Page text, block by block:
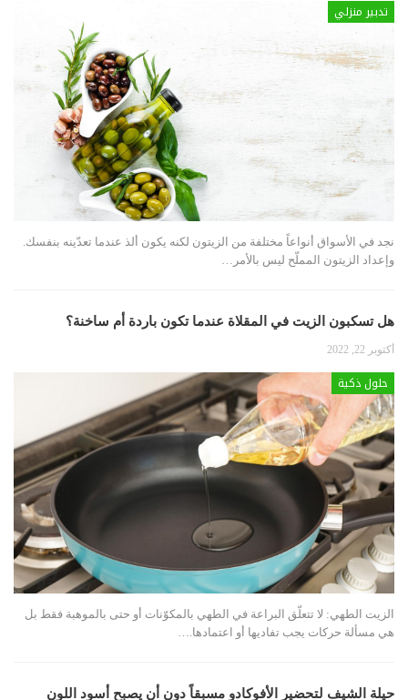
تدبير منزلي
نجد في الأسواق أنواعاً مختلفة من الزيتون لكنه يكون ألذ عندما تعدّينه بنفسك.
وإعداد الزيتون المملّح ليس بالأمر …
هل تسكبون الزيت في المقلاة عندما تكون باردة أم ساخنة؟
أكتوبر 22, 2022
حلول ذكية
الزيت الطهي: لا تتعلّق البراعة في الطهي بالمكوّنات أو حتى بالموهبة فقط بل
هي مسألة حركات يجب تفاديها أو اعتمادها.
حيلة الشيف لتحضير الأفوكادو مسبقاً دون أن يصبح أسود اللون